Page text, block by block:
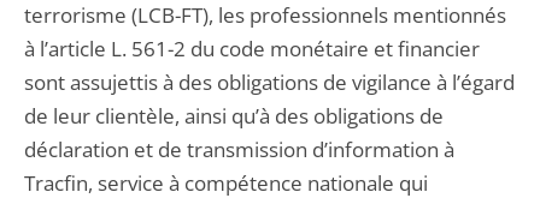
terrorisme (LCB-FT), les professionnels mentionnés
à l’article L. 561-2 du code monétaire et financier
sont assujettis à des obligations de vigilance à l’égard
de leur clientèle, ainsi qu’à des obligations de
déclaration et de transmission d’information à
Tracfin, service à compétence nationale qui